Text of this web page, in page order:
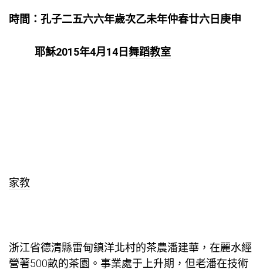
時間：孔子二五六六年歲次乙未年仲春廿六日庚申
耶穌2015年4月14日舞蹈教室
家教
浙江省德清縣雷甸鎮洋北村的茶農潘建華，在麗水經
營著500畝的茶園。事業處于上升期，但老潘在技術